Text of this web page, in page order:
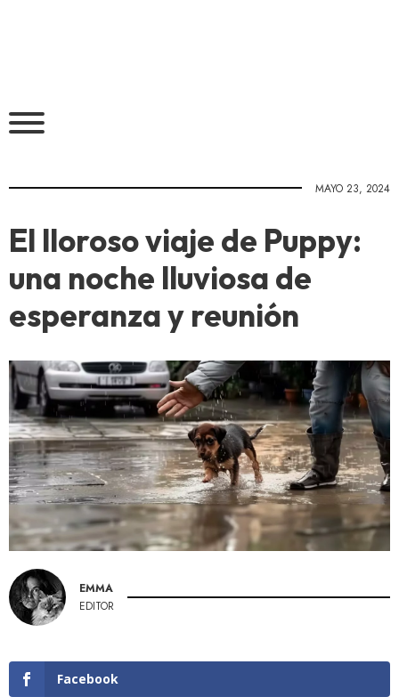
MAYO 23, 2024
El lloroso viaje de Puppy:
una noche lluviosa de
esperanza y reunión
EMMA
EDITOR
Facebook